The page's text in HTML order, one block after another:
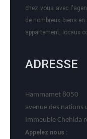
chez vous avec
de nombreux biens
appartement, locaux
ADRESSE
Hammamet 8050
avenue des nations
Immeuble Chehida
Appelez nous :